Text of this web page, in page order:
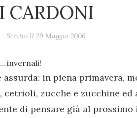
I CARDONI
Scritto Il 29 Maggio 2006
invernali!
assurda: in piena primavera,
zucche e zucchine ed
di pensare già al prossimo